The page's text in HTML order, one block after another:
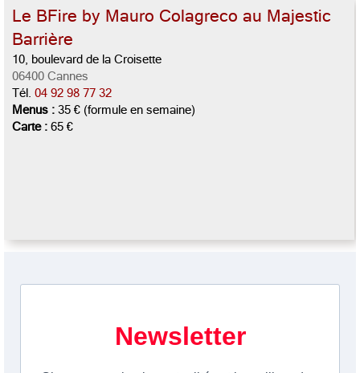
Le BFire by Mauro Colagreco au Majestic
Barrière
10, boulevard de la Croisette
06400 Cannes
Tél. 04 92 98 77 32
Menus : 35 € (formule en semaine)
Carte : 65 €